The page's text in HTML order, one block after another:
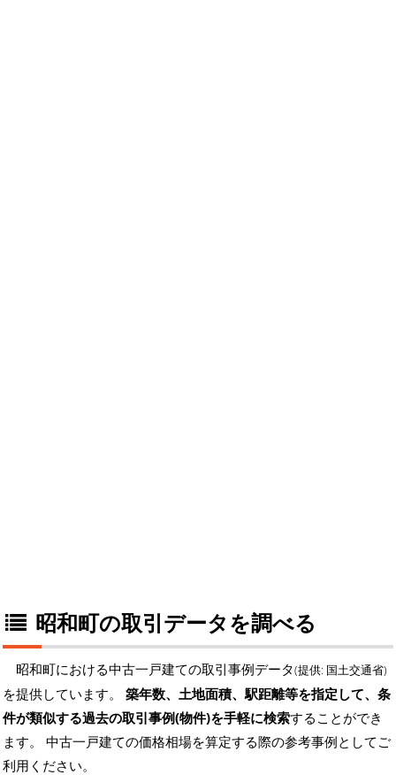
昭和町の取引データを調べる
昭和町における中古一戸建ての取引事例データ(提供: 国土交通省)
を提供しています。 築年数、土地面積、駅距離等を指定して、条
件が類似する過去の取引事例(物件)を手軽に検索することができ
ます。 中古一戸建ての価格相場を算定する際の参考事例としてご
利用ください。